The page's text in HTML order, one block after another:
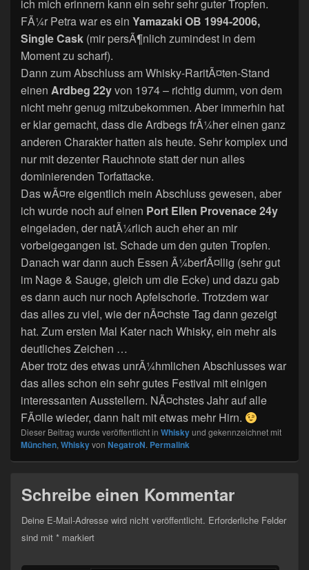
ich mich erinnern kann ein sehr sehr guter Tropfen.
FÃ¼r Petra war es ein Yamazaki OB 1994-2006,
Single Cask (mir persÃ¶nlich zumindest in dem
Moment zu scharf).
Dann zum Abschluss am Whisky-RaritÃ¤ten-Stand
einen Ardbeg 22yvon 1974 – richtig dumm, von dem
nicht mehr genug mitzubekommen. Aber immerhin hat
er klar gemacht, dass die Ardbegs frÃ¼her einen ganz
anderen Charakter hatten als heute. Sehr komplex und
nur mit dezenter Rauchnote statt der nun alles
dominierenden Torfattacke.
Das wÃ¤re eigentlich mein Abschluss gewesen, aber
ich wurde noch auf einen Port Ellen Provenace 24y
eingeladen, der natÃ¼rlich auch eher an mir
vorbeigegangen ist. Schade um den guten Tropfen.
Danach war dann auch Essen Ã¼berfÃ¤llig (sehr gut
im Nage & Sauge, gleich um die Ecke) und dazu gab
es dann auch nur noch Apfelschorle. Trotzdem war
das alles zu viel, wie der nÃ¤chste Tag dann gezeigt
hat. Zum ersten Mal Kater nach Whisky, ein mehr als
deutliches Zeichen …
Aber trotz des etwas unrÃ¼hmlichen Abschlusses war
das alles schon ein sehr gutes Festival mit einigen
interessanten Ausstellern. NÃ¤chstes Jahr auf alle
FÃ¤lle wieder, dann halt mit etwas mehr Hirn.
Dieser Beitrag wurde veröffentlicht in Whiskyund gekennzeichnet mit
München, Whiskyvon NegatroN. Permalink
Schreibe einen Kommentar
Deine E-Mail-Adresse wird nicht veröffentlicht. Erforderliche Felder
sind mit * markiert